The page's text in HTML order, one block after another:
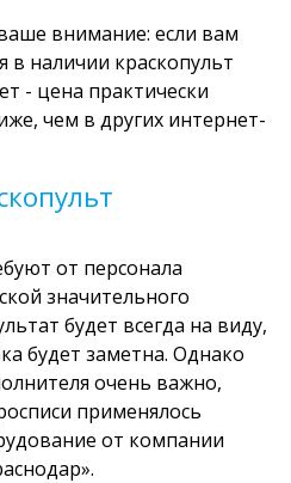
внимание: если вам
в наличии краскопульт
- цена практически
чем в других интернет-
от персонала
значительного
будет всегда на виду,
будет заметна. Однако
очень важно,
применялось
от компании